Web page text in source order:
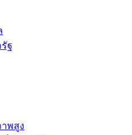
ฐ
พสูง
เมษายน 2569 : EU บังคับ
าใช้ 30% และญี่ปุ่นกำหนด
รียมตัวอย่างไร?
จับมือ MTEC